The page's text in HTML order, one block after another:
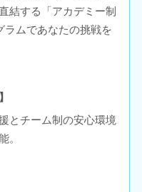
結する「アカデミー制
ラムであなたの挑戦を
とチーム制の安心環境
。